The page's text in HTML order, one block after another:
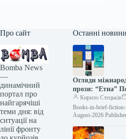
Про сайт
Bomba News
—
динамічний
портал про
найгарячіші
теми дня: від
ситуації на
лінії фронту
Останні новини
Огляди
прози: “Етна”
“Вайтфейс” А.
Кирило Стецьків
Books-in-brief-
August-2026
кардинально різні